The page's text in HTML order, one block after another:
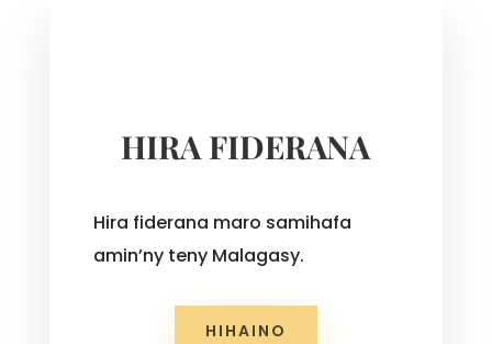
HIRA FIDERANA
Hira fiderana maro samihafa
amin’ny teny Malagasy.
HIHAINO